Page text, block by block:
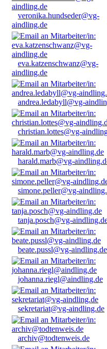
veronika.hundseder@vg-
aindling.de
eva.katzenschwanz@vg-
aindling.de
andrea.ledabyll@vg-
christian.lottes@vg-
harald.marb@vg-
simone.peller@vg-
tanja.posch@vg-
beate.pussl@vg-aindling.de
johanna.riegl@aindling.de
sekretariat@vg-aindling.de
archiv@todtenweis.de